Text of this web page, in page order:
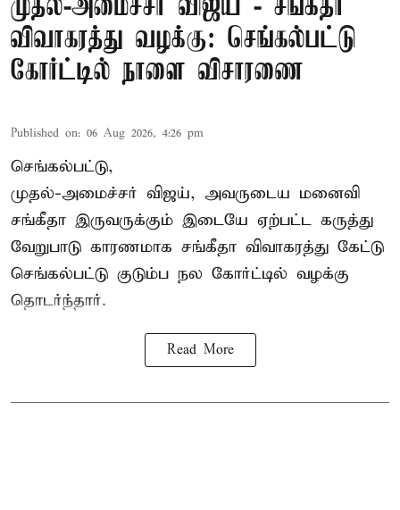
முதல்-அமைச்சர் விஜய் - சங்கீதா
விவாகரத்து வழக்கு: செங்கல்பட்டு
கோர்ட்டில் நாளை விசாரணை
Published on: 06 Aug 2026, 4:26 pm
செங்கல்பட்டு,
முதல்-அமைச்சர் விஜய், அவருடைய மனைவி
சங்கீதா இருவருக்கும் இடையே ஏற்பட்ட கருத்து
வேறுபாடு காரணமாக சங்கீதா விவாகரத்து கேட்டு
செங்கல்பட்டு குடும்ப நல கோர்ட்டில் வழக்கு
தொடர்ந்தார்.
Read More